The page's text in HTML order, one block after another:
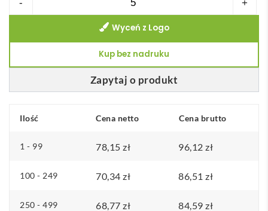
-
VL
diagonalu
bawełny
(80%)
+
Zapytaj o produkt
Wyceń z Logo
Kup bez nadruku
Ilość Cena netto Cena brutto
1 - 99 78,15 zł 96,12 zł
100 - 249 70,34 zł 86,51 zł
250 - 499 68,77 zł 84,59 zł